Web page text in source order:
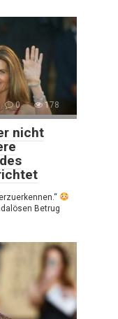
0 178
nicht
Betrug